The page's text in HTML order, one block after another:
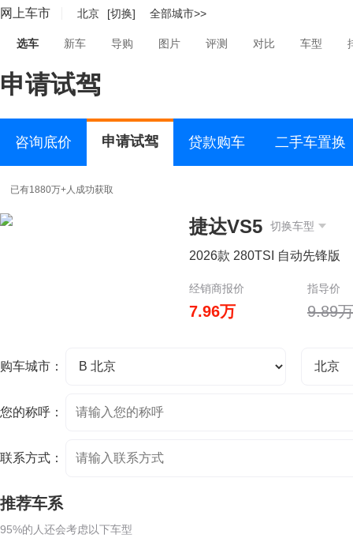
网上车市 北京 [切换] 全部城市>>
选车 新车 导购 图片 评测 对比 车型
申请试驾
咨询底价 申请试驾 贷款购车 二手车置换
已有1880万+人成功获取
捷达VS5 切换车型
2026款 280TSI 自动先锋版
经销商报价 指导价
7.96万 9.89万
购车城市：
您的称呼：
联系方式：
推荐车系
95%的人还会考虑以下车型